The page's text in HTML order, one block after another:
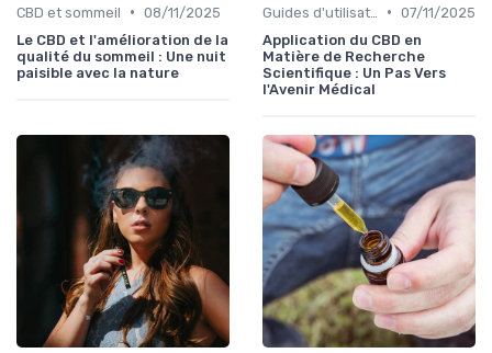
CBD et sommeil • 08/11/2025
Le CBD et l'amélioration de la
qualité du sommeil : Une nuit
paisible avec la nature
• 07/11/2025
Application du CBD en
Matière de Recherche
Scientifique : Un Pas Vers
l'Avenir Médical